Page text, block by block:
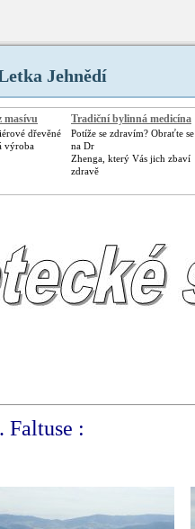
Jehnědí
masívu
dřevěné
výroba
Tradiční bylinná medicína
Potíže se zdravím? Obraťte se
na Dr
Zhenga, který Vás jich zbaví
zdravě
Faltuse :